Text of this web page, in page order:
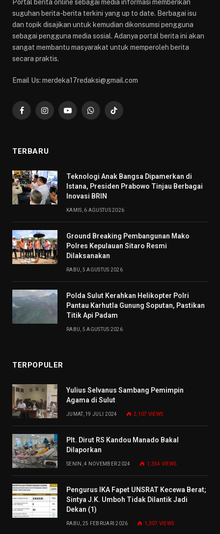
Portal berita online sebagai media informasi memberikan
suguhan berita-berita terkini yang up to date. Berbagai isu
dan topik disajikan untuk kemudian dikonsumsi pengguna
sebagai pengguna media sosial. Adanya portal berita ini akan
sangat membantu masyarakat untuk memperoleh berita
secara praktis.
Email Us: merdeka17redaksi@gmail.com
FacebookInstagramYouTubeWhatsAppTikTok
TERBARU
Teknologi Anak Bangsa Dipamerkan di
Istana, Presiden Prabowo Tinjau Berbagai
Inovasi BRIN
KAMIS, 6 AGUSTUS 2026
Ground Breaking Pembangunan Mako
Polres Kepulauan Sitaro Resmi
Dilaksanakan
RABU, 5 AGUSTUS 2026
Polda Sulut Kerahkan Helikopter Polri
Pantau Karhutla Gunung Soputan, Pastikan
Titik Api Padam
RABU, 5 AGUSTUS 2026
TERPOPULER
Yulius Selvanus Sambang Pemimpin
Agama di Sulut
JUMAT, 19 JULI 2024 2,107 VIEWS
Plt. Dirut RS Kandou Manado Bakal
Dilaporkan
SENIN, 4 NOVEMBER 2024 1,354 VIEWS
Pengurus IKA Fapet UNSRAT Kecewa Berat;
Sintya J.K. Umboh Tidak Dilantik Jadi
Dekan (1)
RABU, 25 FEBRUARI 2026 1,307 VIEWS